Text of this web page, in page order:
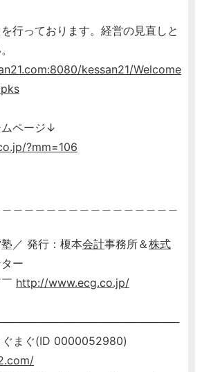
行っております。経営の見直しと
kessan21/Welcome
ムページ↓
?mm=106
／ 発行：榎本会計事務所＆株式
ー
http://www.ecg.co.jp/
ぐまぐ(ID 0000052980)